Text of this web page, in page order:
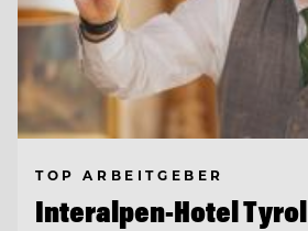
TOP ARBEITGEBER
Interalpen-Hotel Tyrol